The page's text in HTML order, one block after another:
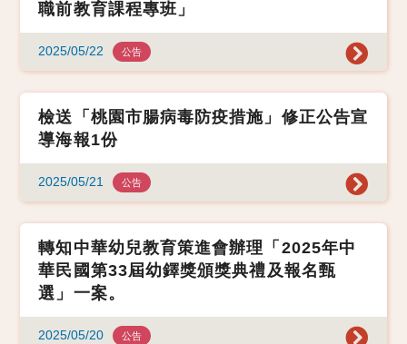
職前教育課程專班」
2025/05/22 公告
檢送「桃園市腸病毒防疫措施」修正公告宣
導海報1份
2025/05/21 公告
轉知中華幼兒教育策進會辦理「2025年中
華民國第33屆幼鐸獎頒獎典禮及報名甄
選」一案。
2025/05/20 公告